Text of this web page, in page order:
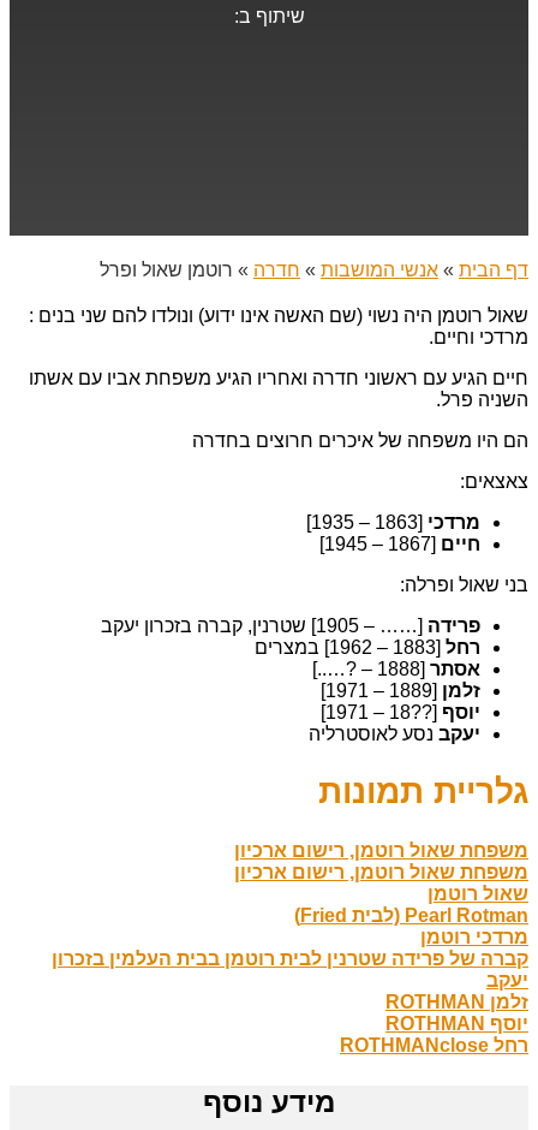
שיתוף ב:
דף הבית » אנשי המושבות » חדרה » רוטמן שאול ופרל
שאול רוטמן היה נשוי (שם האשה אינו ידוע) ונולדו להם שני בנים :
מרדכי וחיים.
חיים הגיע עם ראשוני חדרה ואחריו הגיע משפחת אביו עם אשתו
השניה פרל.
הם היו משפחה של איכרים חרוצים בחדרה
צאצאים:
מרדכי [1863 – 1935]
חיים [1867 – 1945]
בני שאול ופרלה:
פרידה […… – 1905] שטרנין, קברה בזכרון יעקב
רחל [1883 – 1962] במצרים
אסתר [1888 – ?…..]
זלמן [1889 – 1971]
יוסף [??18 – 1971]
יעקב נסע לאוסטרליה
גלריית תמונות
משפחת שאול רוטמן, רישום ארכיון
משפחת שאול רוטמן, רישום ארכיון
שאול רוטמן
Pearl Rotman (לבית Fried)
מרדכי רוטמן
קברה של פרידה שטרנין לבית רוטמן בבית העלמין בזכרון
יעקב
זלמן ROTHMAN
יוסף ROTHMAN
רחל ROTHMANclose
מידע נוסף